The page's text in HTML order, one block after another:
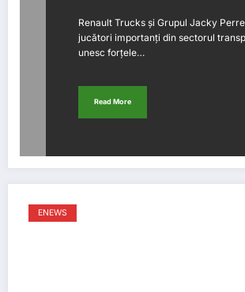
Renault Trucks și Grupul Jacky
jucători importanți din sectorul
unesc forțele…
Read More
ENEWS